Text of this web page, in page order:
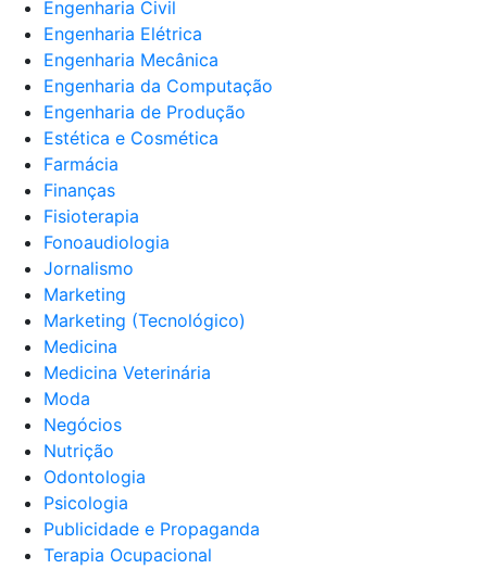
Engenharia Civil
Engenharia Elétrica
Engenharia Mecânica
Engenharia da Computação
Engenharia de Produção
Estética e Cosmética
Farmácia
Finanças
Fisioterapia
Fonoaudiologia
Jornalismo
Marketing
Marketing (Tecnológico)
Medicina
Medicina Veterinária
Moda
Negócios
Nutrição
Odontologia
Psicologia
Publicidade e Propaganda
Terapia Ocupacional